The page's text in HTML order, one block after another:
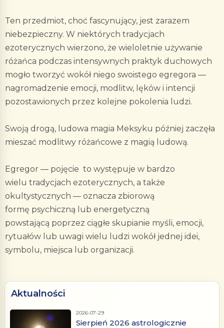
Ten przedmiot, choć fascynujący, jest zarazem
niebezpieczny. W niektórych tradycjach
ezoterycznych wierzono, że wieloletnie używanie
różańca podczas intensywnych praktyk duchowych
mogło tworzyć wokół niego swoistego egregora —
nagromadzenie emocji, modlitw, lęków i intencji
pozostawionych przez kolejne pokolenia ludzi.
Swoją drogą, ludowa magia Meksyku później zaczęła
mieszać modlitwy różańcowe z magią ludową.
Egregor — pojęcie to występuje w bardzo
wielu tradycjach ezoterycznych, a także
okultystycznych — oznacza zbiorową
formę psychiczną lub energetyczną
powstającą poprzez ciągłe skupianie myśli, emocji,
rytuałów lub uwagi wielu ludzi wokół jednej idei,
symbolu, miejsca lub organizacji.
Aktualności
2026-07-29
Sierpień 2026 astrologicznie